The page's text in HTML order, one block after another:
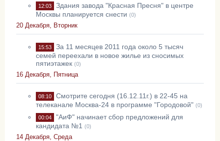
ФОРУМ
КОНТАКТЫ
12:03
Здания завода "Красная Пресня" в центре
Москвы планируется снести (0)
20 Декабря, Вторник
15:53
За 11 месяцев 2011 года около 5 тысяч
семей переехали в новое жилье из сносимых
пятиэтажек (0)
16 Декабря, Пятница
08:10
Смотрите сегодня (16.12.11г.) в 22-45 на
телеканале Москва-24 в программе "Городовой" (0)
00:04
"АиФ" начинает сбор предложений для
кандидата №1 (0)
14 Декабря, Среда